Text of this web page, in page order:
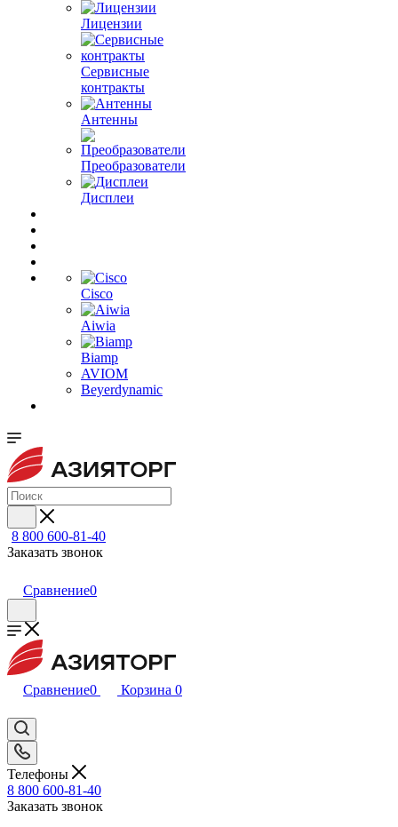
Лицензии
Сервисные
контракты
Антенны
Преобразователи
Дисплеи
Cisco
Aiwia
Biamp
AVIOM
Beyerdynamic
8 800 600-81-40
Заказать звонок
Сравнение0
Сравнение0 Корзина 0
Телефоны
8 800 600-81-40
Заказать звонок